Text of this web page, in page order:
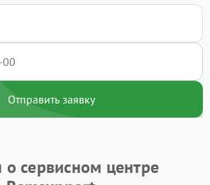
Отправить заявку
сервисном центре